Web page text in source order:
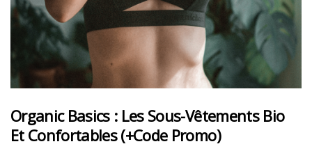
Organic Basics : Les Sous-Vêtements Bio
Et Confortables (+code Promo)